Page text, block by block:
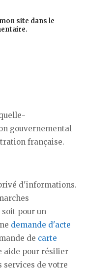
site dans le
gouvernemental
française.
d'informations.
pour un
demande d'acte
de carte
aide pour résilier
services de votre